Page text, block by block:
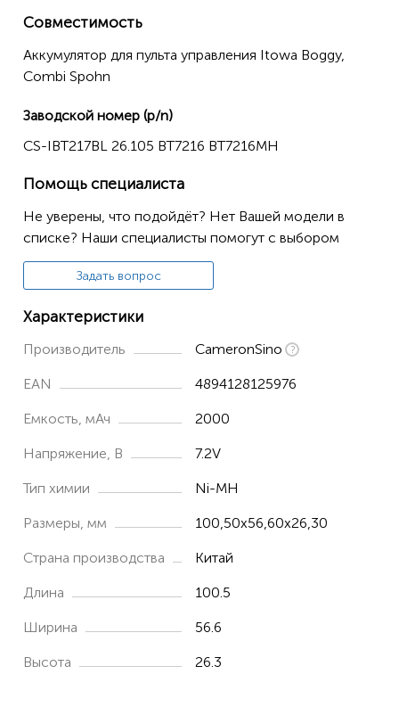
Совместимость
Аккумулятор для пульта управления Itowa Boggy,
Combi Spohn
Заводской номер (p/n)
CS-IBT217BL 26.105 BT7216 BT7216MH
Помощь специалиста
Не уверены, что подойдёт? Нет Вашей модели в
списке? Наши специалисты помогут с выбором
Задать вопрос
Характеристики
Производитель CameronSino
EAN 4894128125976
Емкость, мАч 2000
Напряжение, В 7.2V
Тип химии Ni-MH
Размеры, мм 100,50x56,60x26,30
Страна производства Китай
Длина 100.5
Ширина 56.6
Высота 26.3